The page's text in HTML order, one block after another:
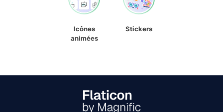
Icônes
animées
Stickers